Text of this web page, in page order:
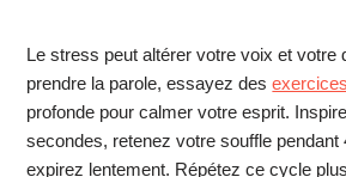
Le stress peut altérer votre voix et votre
prendre la parole, essayez des
profonde pour calmer votre esprit.
secondes, retenez votre souffle pendant
expirez lentement. Répétez ce cycle